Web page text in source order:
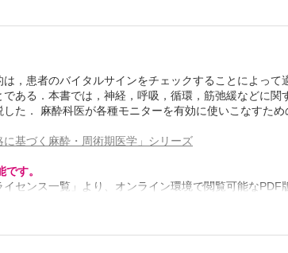
2 測定原理
6 おわりに
1-6 脳酸素飽和度モニター（NIRS） （位田みつる，川
1 測定原理
3 臨床使用の実際
2-1-1 カプノグラム （佐藤 晋，磯野史朗）
，患者のバイタルサインをチェックすることによっ
ある．本書では，神経，呼吸，循環，筋弛緩などに
た． 麻酔科医が各種モニターを有効に使いこなすため
に基づく麻酔・周術期医学」シリーズ
す。
センス一覧」より、オンライン環境で閲覧可能なPDF
/ Google Chrome 最新版 / Safari 最新版